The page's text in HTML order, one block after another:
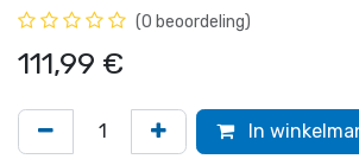
(0 beoordeling)
111,99 €
In